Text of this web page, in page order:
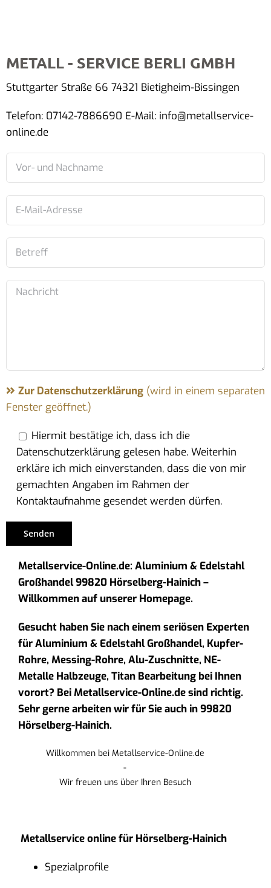
METALL - SERVICE BERLI GMBH
Stuttgarter Straße 66 74321 Bietigheim-Bissingen
Telefon: 07142-7886690 E-Mail: info@metallservice-
online.de
Zur Datenschutzerklärung(wird in einem separaten
Fenster geöffnet.)
Hiermit bestätige ich, dass ich die
Datenschutzerklärung gelesen habe. Weiterhin
erkläre ich mich einverstanden, dass die von mir
gemachten Angaben im Rahmen der
Kontaktaufnahme gesendet werden dürfen.
Metallservice-Online.de: Aluminium & Edelstahl
Großhandel 99820 Hörselberg-Hainich –
Willkommen auf unserer Homepage.
Gesucht haben Sie nach einem seriösen Experten
für Aluminium & Edelstahl Großhandel, Kupfer-
Rohre, Messing-Rohre, Alu-Zuschnitte, NE-
Metalle Halbzeuge, Titan Bearbeitung bei Ihnen
vorort? Bei Metallservice-Online.de sind richtig.
Sehr gerne arbeiten wir für Sie auch in 99820
Hörselberg-Hainich.
Willkommen bei Metallservice-Online.de
-
Wir freuen uns über Ihren Besuch
Metallservice online für Hörselberg-Hainich
Spezialprofile